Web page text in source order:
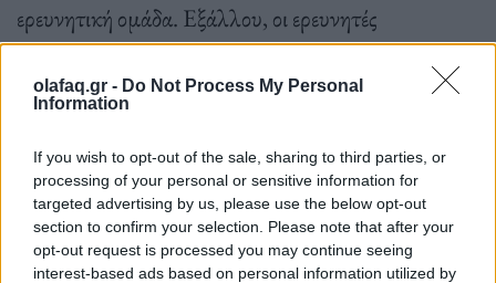
olafaq.gr - Do Not Process My Personal
Information
If you wish to opt-out of the sale, sharing to third parties, or
processing of your personal or sensitive information for
targeted advertising by us, please use the below opt-out
section to confirm your selection. Please note that after your
opt-out request is processed you may continue seeing
interest-based ads based on personal information utilized by
ερευνητική ομάδα. Εξάλλου, οι ερευνητές
επισημαίνουν ότι ενώ το μοντέλο εκπαιδεύτηκε και
δοκιμάστηκε σε δείγματα γλοιώματος, θα μπορούσε
και άλλων υπότυπωνκαρκίνουτου εγκεφάλου.